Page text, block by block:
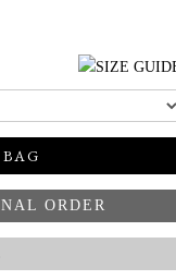
ORDER